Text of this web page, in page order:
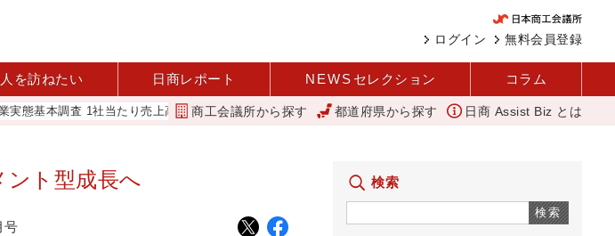
無料会員登録
ログイン
を訪ねたい 日商レポート NEWS セレクション コラム
本調査 1社当たり売上高2.1億円に 中企庁 変革と価値共創による日本経済の再出発 小林会頭 所信全文
商工会議所から探す 都道府県から探す 日商 Assist Biz とは
ト型成長へ
号
検索
検索